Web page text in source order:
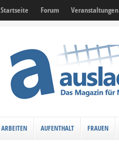
Startseite Forum Veranstaltungen
ARBEITEN AUFENTHALT FRAUEN